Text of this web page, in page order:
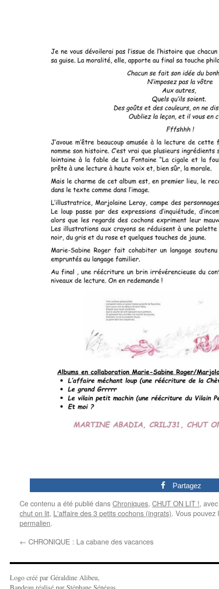
Partagez
Ce contenu a été publié dansChroniques, CHUT ON LIT !,
chut on lit, L'affaire des 3 petits cochons (ingrats). Vous
permalien.
← CHRONIQUE : La cabane des vacances
Logo créé par Géraldine Alibeu,